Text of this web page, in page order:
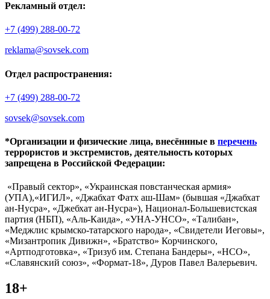
Рекламный отдел:
+7 (499) 288-00-72
reklama@sovsek.com
Отдел распространения:
+7 (499) 288-00-72
sovsek@sovsek.com
*Организации и физические лица, внесённные в перечень
террористов и экстремистов, деятельность которых
запрещена в Российской Федерации:
«Правый сектор», «Украинская повстанческая армия»
(УПА),«ИГИЛ», «Джабхат Фатх аш-Шам» (бывшая «Джабхат
ан-Нусра», «Джебхат ан-Нусра»), Национал-Большевистская
партия (НБП), «Аль-Каида», «УНА-УНСО», «Талибан»,
«Меджлис крымско-татарского народа», «Свидетели Иеговы»,
«Мизантропик Дивижн», «Братство» Корчинского,
«Артподготовка», «Тризуб им. Степана Бандеры», «НСО»,
«Славянский союз», «Формат-18», Дуров Павел Валерьевич.
18+